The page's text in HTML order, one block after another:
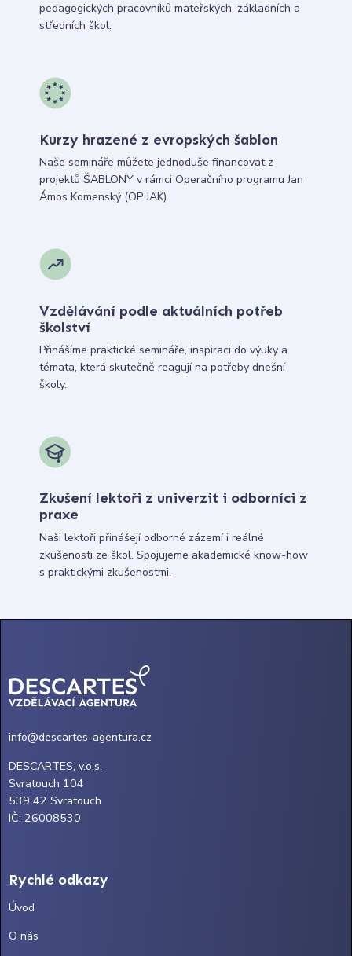
pedagogických pracovníků mateřských, základních a
středních škol.
Kurzy hrazené z evropských šablon
Naše semináře můžete jednoduše financovat z
projektů ŠABLONY v rámci Operačního programu Jan
Ámos Komenský (OP JAK).
Vzdělávání podle aktuálních potřeb
školství
Přinášíme praktické semináře, inspiraci do výuky a
témata, která skutečně reagují na potřeby dnešní
školy.
Zkušení lektoři z univerzit i odborníci z
praxe
Naši lektoři přinášejí odborné zázemí i reálné
zkušenosti ze škol. Spojujeme akademické know-how
s praktickými zkušenostmi.
info@descartes-agentura.cz
DESCARTES, v.o.s.
Svratouch 104
539 42 Svratouch
IČ: 26008530
Rychlé odkazy
Úvod
O nás